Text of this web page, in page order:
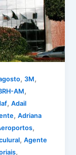
,3M,
AM,
,Adail
,Adriana
,
,Agente
,